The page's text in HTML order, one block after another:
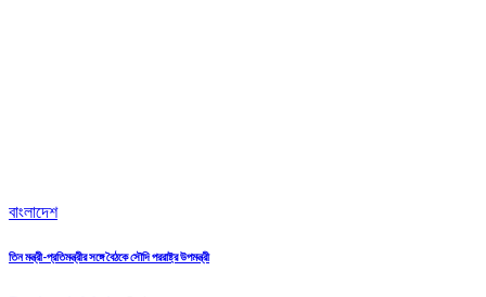
বাংলাদেশ
তিন মন্ত্রী-প্রতিমন্ত্রীর সঙ্গে বৈঠকে সৌদি পররাষ্ট্র উপমন্ত্রী